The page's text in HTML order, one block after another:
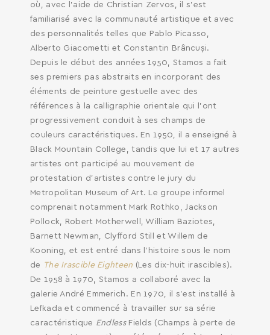
SEARCH AND PRESS ENTER
où, avec l’aide de Christian Zervos, il s’est
familiarisé avec la communauté artistique et avec
des personnalités telles que Pablo Picasso,
Alberto Giacometti et Constantin Brâncuși.
Depuis le début des années 1950, Stamos a fait
ses premiers pas abstraits en incorporant des
éléments de peinture gestuelle avec des
références à la calligraphie orientale qui l’ont
progressivement conduit à ses champs de
couleurs caractéristiques. En 1950, il a enseigné à
Black Mountain College, tandis que lui et 17 autres
artistes ont participé au mouvement de
protestation d’artistes contre le jury du
Metropolitan Museum of Art. Le groupe informel
comprenait notamment Mark Rothko, Jackson
Pollock, Robert Motherwell, William Baziotes,
Barnett Newman, Clyfford Still et Willem de
Kooning, et est entré dans l’histoire sous le nom
de The Irascible Eighteen (Les dix-huit irascibles).
De 1958 à 1970, Stamos a collaboré avec la
galerie André Emmerich. En 1970, il s’est installé à
Lefkada et commencé à travailler sur sa série
caractéristique EndlessFields (Champs à perte de